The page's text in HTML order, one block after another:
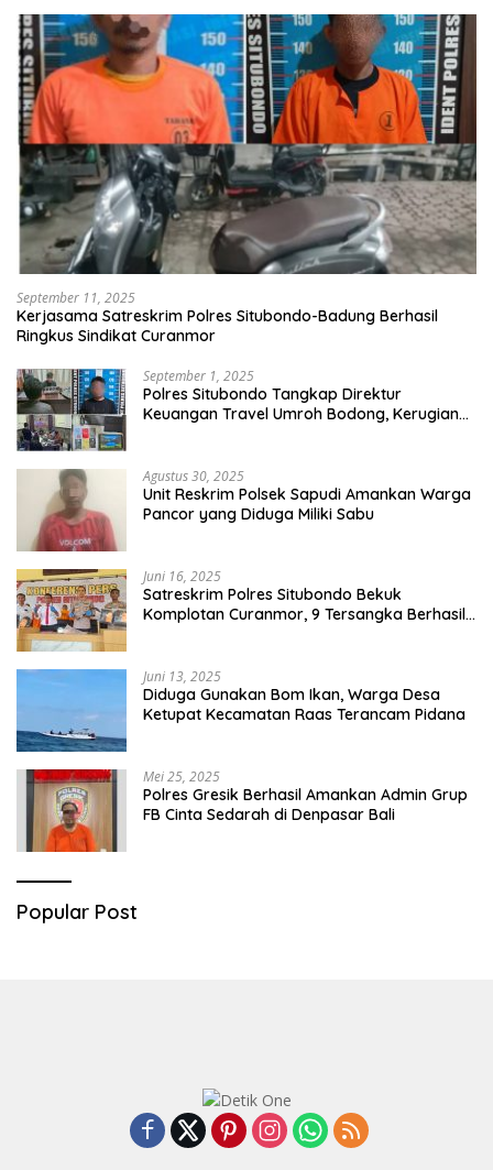
September 11, 2025
Kerjasama Satreskrim Polres Situbondo-Badung Berhasil
Ringkus Sindikat Curanmor
September 1, 2025
Polres Situbondo Tangkap Direktur
Keuangan Travel Umroh Bodong, Kerugian
Agustus 30, 2025
Unit Reskrim Polsek Sapudi Amankan Warga
Pancor yang Diduga Miliki Sabu
Juni 16, 2025
Satreskrim Polres Situbondo Bekuk
Komplotan Curanmor, 9 Tersangka Berhasil
Juni 13, 2025
Diduga Gunakan Bom Ikan, Warga Desa
Ketupat Kecamatan Raas Terancam Pidana
Mei 25, 2025
Polres Gresik Berhasil Amankan Admin Grup
FB Cinta Sedarah di Denpasar Bali
Popular Post